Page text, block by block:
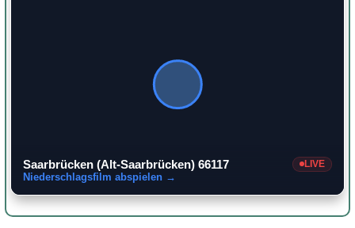
Saarbrücken (Alt-Saarbrücken) 66117 LIVE
Niederschlagsfilm abspielen →